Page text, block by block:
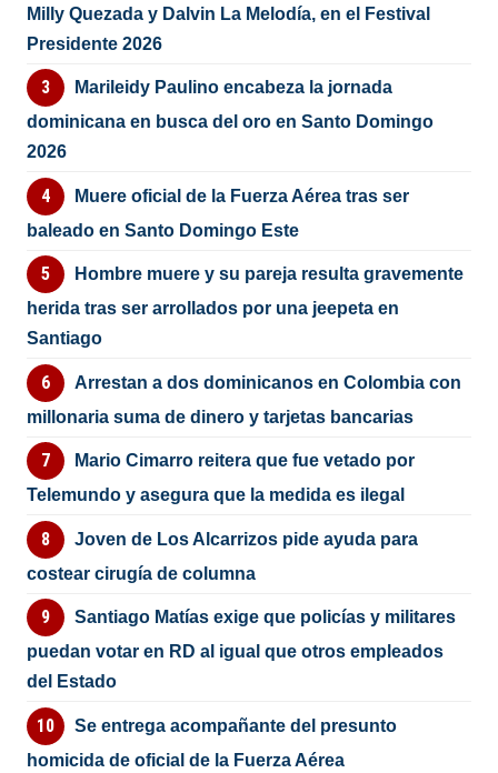
Milly Quezada y Dalvin La Melodía, en el Festival
Presidente 2026
Marileidy Paulino encabeza la jornada
dominicana en busca del oro en Santo Domingo
2026
Muere oficial de la Fuerza Aérea tras ser
baleado en Santo Domingo Este
Hombre muere y su pareja resulta gravemente
herida tras ser arrollados por una jeepeta en
Santiago
Arrestan a dos dominicanos en Colombia con
millonaria suma de dinero y tarjetas bancarias
Mario Cimarro reitera que fue vetado por
Telemundo y asegura que la medida es ilegal
Joven de Los Alcarrizos pide ayuda para
costear cirugía de columna
Santiago Matías exige que policías y militares
puedan votar en RD al igual que otros empleados
del Estado
Se entrega acompañante del presunto
homicida de oficial de la Fuerza Aérea